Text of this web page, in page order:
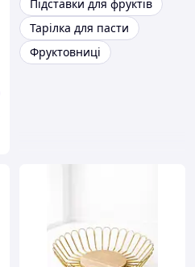
Підставки для фруктів
Тарілка для пасти
Фруктовниці